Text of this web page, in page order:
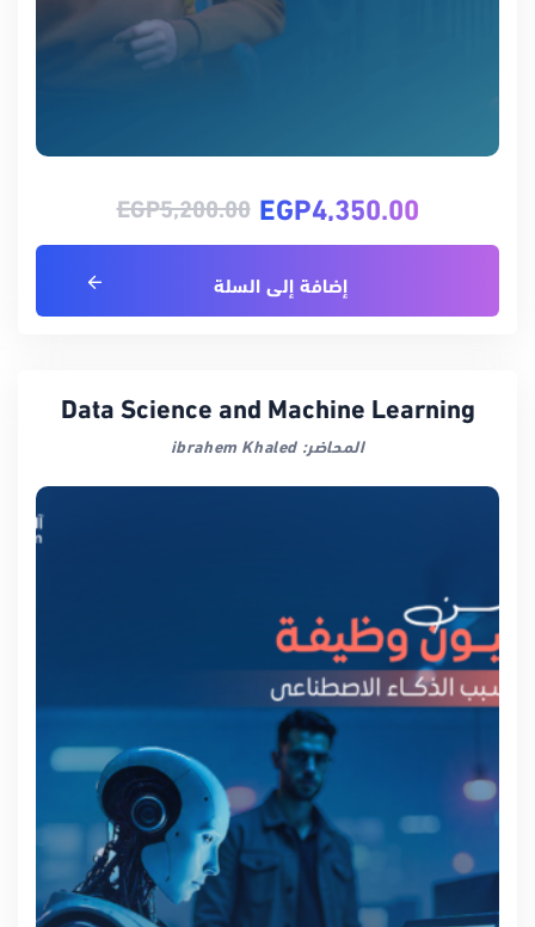
EGP4,350.00
EGP5,200.00
إضافة إلى السلة
Data Science and Machine Learning
المحاضر: ibrahem Khaled